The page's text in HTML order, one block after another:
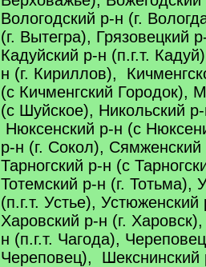
Вологодский р-н (г.
(г. Вытегра), Грязовецкий
Кадуйский р-н (п.г.т.
н (г. Кириллов),
(с Кичменгский Городок),
(с Шуйское), Никольский
Нюксенский р-н (с
р-н (г. Сокол),
Тарногский р-н (с
Тотемский р-н (г. Тотьма),
(п.г.т. Устье),
Харовский р-н (г.
н (п.г.т. Чагода),
Череповец), Шекснинский